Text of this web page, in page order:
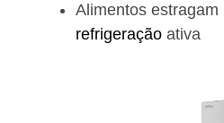
Alimentos estragam
refrigeração ativa